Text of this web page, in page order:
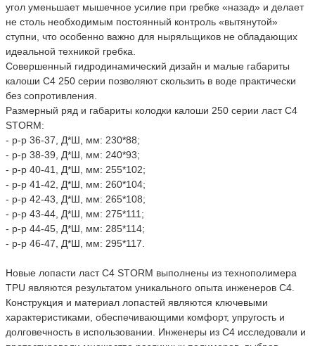
угол уменьшает мышечное усилие при гребке «назад» и делает
не столь необходимым постоянный контроль «вытянутой»
ступни, что особенно важно для ныряльщиков не обладающих
идеальной техникой гребка.
Совершенный гидродинамический дизайн и малые габариты
калоши С4 250 серии позволяют скользить в воде практически
без сопротивления.
Размерный ряд и габариты колодки калоши 250 серии ласт C4
STORM:
- р-р 36-37, Д*Ш, мм: 230*88;
- р-р 38-39, Д*Ш, мм: 240*93;
- р-р 40-41, Д*Ш, мм: 255*102;
- р-р 41-42, Д*Ш, мм: 260*104;
- р-р 42-43, Д*Ш, мм: 265*108;
- р-р 43-44, Д*Ш, мм: 275*111;
- р-р 44-45, Д*Ш, мм: 285*114;
- р-р 46-47, Д*Ш, мм: 295*117.
Новые лопасти ласт C4 STORM выполнены из технополимера
TPU являются результатом уникального опыта инженеров C4.
Конструкция и материал лопастей являются ключевыми
характеристиками, обеспечивающими комфорт, упругость и
долговечность в использовании. Инженеры из C4 исследовали и